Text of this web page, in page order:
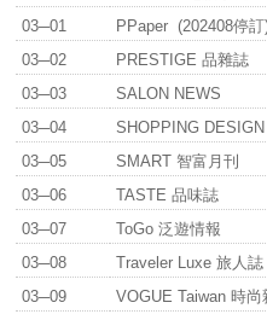
03─01
PPaper (202408停訂
03─02
PRESTIGE 品雜誌
03─03
SALON NEWS
03─04
SHOPPING
03─05
SMART 智富月刊
03─06
TASTE 品味誌
03─07
ToGo 泛遊情報
03─08
Traveler Luxe 旅人
03─09
VOGUE Taiwan 時